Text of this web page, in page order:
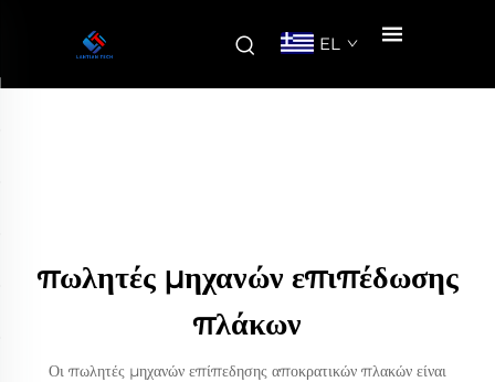
EL
πωλητές μηχανών επιπέδωσης
πλάκων
Οι πωλητές μηχανών επίπεδησης αποκρατικών πλακών είναι